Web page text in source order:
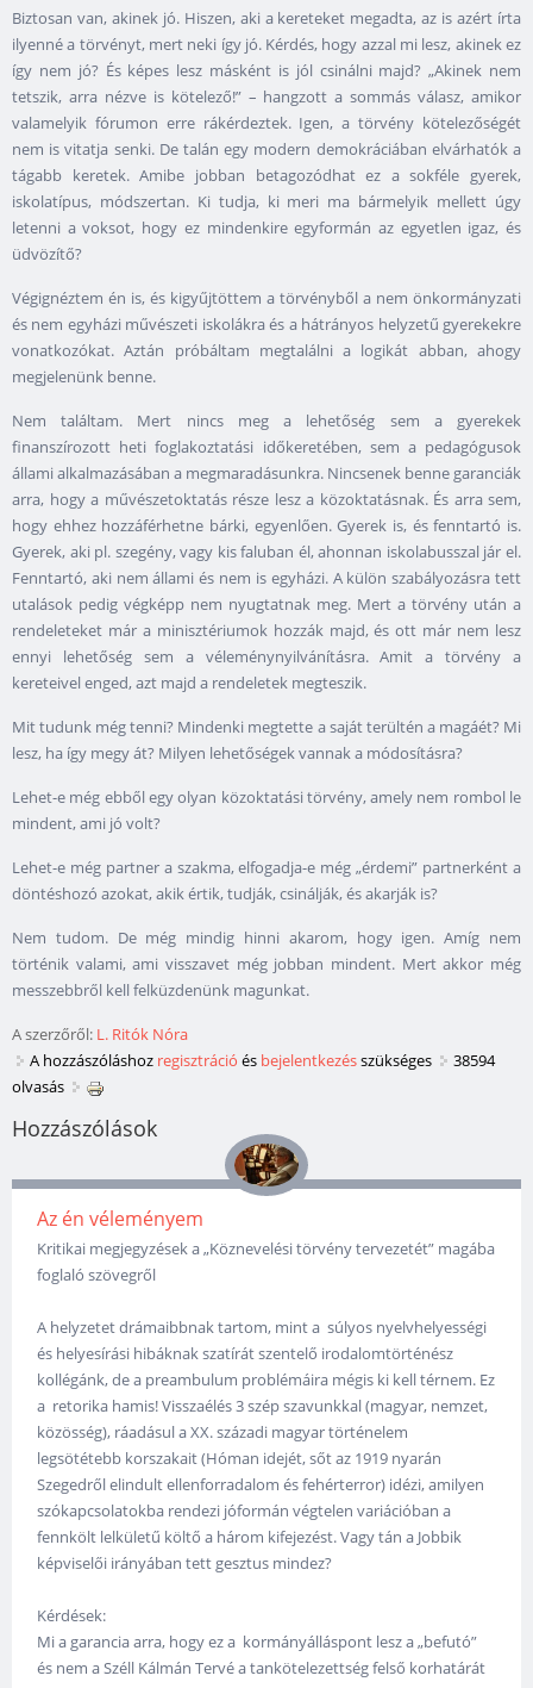
Biztosan van, akinek jó. Hiszen, aki a kereteket megadta, az is azért írta
ilyenné a törvényt, mert neki így jó. Kérdés, hogy azzal mi lesz, akinek ez
így nem jó? És képes lesz másként is jól csinálni majd? „Akinek nem
tetszik, arra nézve is kötelező!” – hangzott a sommás válasz, amikor
valamelyik fórumon erre rákérdeztek. Igen, a törvény kötelezőségét
nem is vitatja senki. De talán egy modern demokráciában elvárhatók a
tágabb keretek. Amibe jobban betagozódhat ez a sokféle gyerek,
iskolatípus, módszertan. Ki tudja, ki meri ma bármelyik mellett úgy
letenni a voksot, hogy ez mindenkire egyformán az egyetlen igaz, és
üdvözítő?
Végignéztem én is, és kigyűjtöttem a törvényből a nem önkormányzati
és nem egyházi művészeti iskolákra és a hátrányos helyzetű gyerekekre
vonatkozókat. Aztán próbáltam megtalálni a logikát abban, ahogy
megjelenünk benne.
Nem találtam. Mert nincs meg a lehetőség sem a gyerekek
finanszírozott heti foglakoztatási időkeretében, sem a pedagógusok
állami alkalmazásában a megmaradásunkra. Nincsenek benne garanciák
arra, hogy a művészetoktatás része lesz a közoktatásnak. És arra sem,
hogy ehhez hozzáférhetne bárki, egyenlően. Gyerek is, és fenntartó is.
Gyerek, aki pl. szegény, vagy kis faluban él, ahonnan iskolabusszal jár el.
Fenntartó, aki nem állami és nem is egyházi. A külön szabályozásra tett
utalások pedig végképp nem nyugtatnak meg. Mert a törvény után a
rendeleteket már a minisztériumok hozzák majd, és ott már nem lesz
ennyi lehetőség sem a véleménynyilvánításra. Amit a törvény a
kereteivel enged, azt majd a rendeletek megteszik.
Mit tudunk még tenni? Mindenki megtette a saját terültén a magáét? Mi
lesz, ha így megy át? Milyen lehetőségek vannak a módosításra?
Lehet-e még ebből egy olyan közoktatási törvény, amely nem rombol le
mindent, ami jó volt?
Lehet-e még partner a szakma, elfogadja-e még „érdemi” partnerként a
döntéshozó azokat, akik értik, tudják, csinálják, és akarják is?
Nem tudom. De még mindig hinni akarom, hogy igen. Amíg nem
történik valami, ami visszavet még jobban mindent. Mert akkor még
messzebbről kell felküzdenünk magunkat.
A szerzőről: L. Ritók Nóra
A hozzászóláshoz regisztráció és bejelentkezésszükséges
38594
olvasás
Hozzászólások
Az én véleményem
Kritikai megjegyzések a „Köznevelési törvény tervezetét” magába
foglaló szövegről
A helyzetet drámaibbnak tartom, mint a súlyos nyelvhelyességi
és helyesírási hibáknak szatírát szentelő irodalomtörténész
kollégánk, de a preambulum problémáira mégis ki kell térnem. Ez
a retorika hamis! Visszaélés 3 szép szavunkkal (magyar, nemzet,
közösség), ráadásul a XX. századi magyar történelem
legsötétebb korszakait (Hóman idejét, sőt az 1919 nyarán
Szegedről elindult ellenforradalom és fehérterror) idézi, amilyen
szókapcsolatokba rendezi jóformán végtelen variációban a
fennkölt lelkületű költő a három kifejezést. Vagy tán a Jobbik
képviselői irányában tett gesztus mindez?
Kérdések:
Mi a garancia arra, hogy ez a kormányálláspont lesz a „befutó”
és nem a Széll Kálmán Tervé a tankötelezettség felső korhatárát